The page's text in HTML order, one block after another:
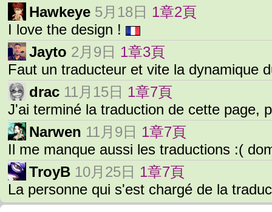
Hawkeye 5月18日 1章2頁
I love the design !
Jayto 2月9日 1章3頁
Faut un traducteur et vite la dynamique
drac 11月15日 1章7頁
J'ai terminé la traduction de cette page,
Narwen 11月9日 1章7頁
Il me manque aussi les traductions :(
TroyB 10月25日 1章7頁
La personne qui s'est chargé de la